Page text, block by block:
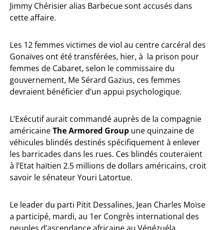
Jimmy Chérisier alias Barbecue sont accusés dans
cette affaire.
Les 12 femmes victimes de viol au centre carcéral des
Gonaïves ont été transférées, hier, à la prison pour
femmes de Cabaret, selon le commissaire du
gouvernement, Me Sérard Gazius, ces femmes
devraient bénéficier d’un appui psychologique.
L’Exécutif aurait commandé auprès de la compagnie
américaineThe Armored Group une quinzaine de
véhicules blindés destinés spécifiquement à enlever
les barricades dans les rues. Ces blindés couteraient
à l’Etat haïtien 2.5 millions de dollars américains, croit
savoir le sénateur Youri Latortue.
Le leader du parti Pitit Dessalines, Jean Charles Moïse
a participé, mardi, au 1er Congrès international des